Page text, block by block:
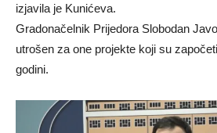
izjavila je Kunićeva.
Gradonačelnik Prijedora Slobodan
utrošen za one projekte koji su
godini.